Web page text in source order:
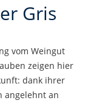
Gris
vom Weingut
zeigen hier
dank ihrer
angelehnt an